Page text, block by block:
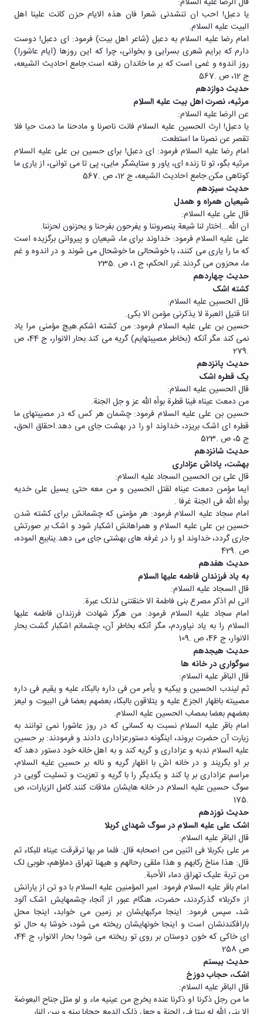
یا دعبل! احب ان تنشدنی شعرا فان هذه الایام حزن کانت علینا اهل
البیت علیه السلام.
امام رضا علیه السلام به دعبل (شاعر اهل بیت) فرمود: ای دعبل! دوست
دارم که برایم شعری بسرایی و بخوانی، چرا که این روزها (ایام عاشورا)
روز اندوه و غمی است که بر ما خاندان رفته است.جامع احادیث الشیعه،
ج 12، ص .567
حدیث دوازدهم
مرثیه، نصرت اهل بیت علیه السلام
عن الرضا علیه السلام:
یا دعبل! ارث الحسین علیه السلام فانت ناصرنا و مادحنا ما دمت حیا فلا
تقصر عن نصرنا ما استطعت.
امام رضا علیه السلام فرمود: ای دعبل! برای حسین بن علی علیه السلام
مرثیه بگو، تو تا زنده ای، یاور و ستایشگر مایی، پی تا می توانی، از یاری ما
کوتاهی مکن.جامع احادیث الشیعه، ج 12، ص .567
حدیث سیزدهم
شیعیان همراه و همدل
قال علی علیه السلام:
ان الله...اختار لنا شیعة ینصروننا و یفرحون بفرحنا و یحزنون لحزننا.
علی علیه السلام فرمود: خداوند برای ما، شیعیان و پیروانی برگزیده است
که ما را یاری می کنند، با خوشحالی ما خوشحال می شوند و در اندوه و غم
ما، محزون می گردند.غرر الحکم، ج 1، ص .235
حدیث چهاردهم
کشته اشک
قال الحسین علیه السلام:
انا قتیل العبرة لا یذکرنی مؤمن الا بکی.
حسین بن علی علیه السلام فرمود: من کشته اشکم.هیچ مؤمنی مرا یاد
نمی کند مگر آنکه (بخاطر مصیبتهایم) گریه می کند.بحار الانوار، ج 44، ص
.279
حدیث پانزدهم
یک قطره اشک
قال الحسین علیه السلام:
من دمعت عیناه فینا قطرة بوأه الله عز و جل الجنة.
حسین بن علی علیه السلام فرمود: چشمان هر کس که در مصیبتهای ما
قطره ای اشک بریزد، خداوند او را در بهشت جای می دهد.احقاق الحق،
ج 5، ص .523
حدیث شانزدهم
بهشت، پاداش عزاداری
قال علی بن الحسین السجاد علیه السلام:
ایما مؤمن دمعت عیناه لقتل الحسین و من معه حتی یسیل علی خدیه
بوأه الله فی الجنة غرفا .
امام سجاد علیه السلام فرمود: هر مؤمنی که چشمانش برای کشته شدن
حسین بن علی علیه السلام و همراهانش اشکبار شود و اشک بر صورتش
جاری گردد، خداوند او را در غرفه های بهشتی جای می دهد.ینابیع الموده،
ص .429
حدیث هفدهم
به یاد فرزندان فاطمه علیها السلام
قال السجاد علیه السلام:
انی لم اذکر مصرع بنی فاطمة الا خنقتنی لذلک عبرة.
امام سجاد علیه السلام فرمود: من هرگز شهادت فرزندان فاطمه علیها
السلام را به یاد نیاوردم، مگر آنکه بخاطر آن، چشمانم اشکبار گشت.بحار
الانوار، ج 46، ص .109
حدیث هیجدهم
سوگواری در خانه ها
قال الباقر علیه السلام:
ثم لیندب الحسین و یبکیه و یأمر من فی داره بالبکاء علیه و یقیم فی داره
مصیبته باظهار الجزع علیه و یتلاقون بالبکاء بعضهم بعضا فی البیوت و لیعز
بعضهم بعضا بمصاب الحسین علیه السلام.
امام باقر علیه السلام نسبت به کسانی که در روز عاشورا نمی توانند به
زیارت آن حضرت بروند، اینگونه دستورعزاداری دادند و فرمودند: بر حسین
علیه السلام ندبه و عزاداری و گریه کند و به اهل خانه خود دستور دهد که
بر او بگریند و در خانه اش با اظهار گریه و ناله بر حسین علیه السلام،
مراسم عزاداری بر پا کند و یکدیگر را با گریه و تعزیت و تسلیت گویی در
سوگ حسین علیه السلام در خانه هایشان ملاقات کنند.کامل الزیارات، ص
.175
حدیث نوزدهم
اشک علی علیه السلام در سوگ شهدای کربلا
قال الباقر علیه السلام:
مر علی بکربلا فی اثنین من اصحابه قال: فلما مر بها ترقرقت عیناه للبکاء ثم
قال: هذا مناخ رکابهم و هذا ملقی رحالهم و هیهنا تهراق دماؤهم، طوبی لک
من تربة علیک تهراق دماء الأحبة.
امام باقر علیه السلام فرمود: امیر المؤمنین علیه السلام با دو تن از یارانش
از «کربلا» گذرکردند، حضرت، هنگام عبور از آنجا، چشمهایش اشک آلود
شد، سپس فرمود: اینجا مرکبهایشان بر زمین می خوابد، اینجا محل
بارافکندنشان است و اینجا خونهایشان ریخته می شود، خوشا به حال تو
ای خاکی که خون دوستان بر روی تو ریخته می شود! بحار الانوار، ج 44،
ص 258
حدیث بیستم
اشک، حجاب دوزخ
قال الباقر علیه السلام:
ما من رجل ذکرنا او ذکرنا عنده یخرج من عینیه ماء و لو مثل جناح البعوضة